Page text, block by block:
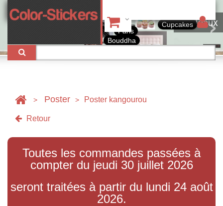
Tableaux
Bouddha
Paris
Cupcakes
> Poster > Poster kangourou
Retour
Toutes les commandes passées à
compter du jeudi 30 juillet 2026
seront traitées à partir du lundi 24 août
2026.